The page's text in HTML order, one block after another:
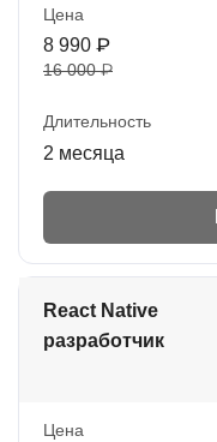
Цена
8 990 ₽
16 000 ₽
Длительность
2 месяца
React Native
разработчик
Цена